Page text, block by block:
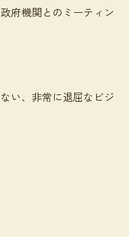
府機関とのミーティン
い、非常に退屈なビジ